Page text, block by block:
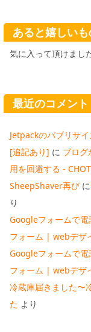
あると嬉しい
気に入って頂けまし
最近のコメント
Jetpackのパブリサ
[追記あり] に ブログ
用を回避する -
SheepShaver再び に
り
Googleフォームで
フォーム | webデザ
Googleフォームで
フォーム | webデザ
冷蔵庫届きました〜
た より